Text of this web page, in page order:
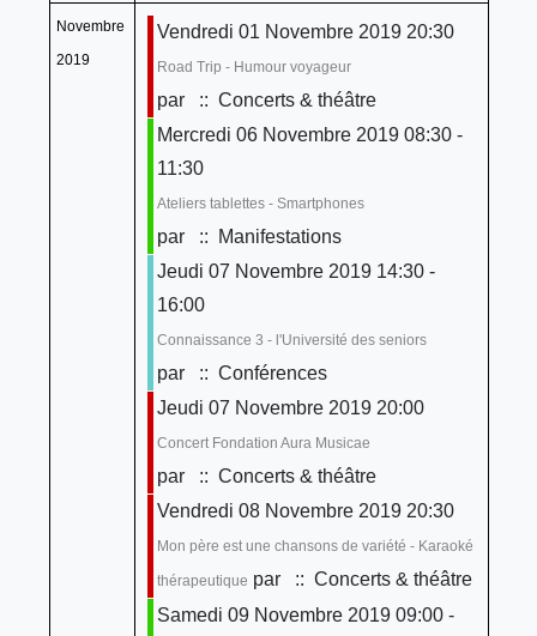
Novembre
2019
Vendredi 01 Novembre 2019 20:30
Road Trip - Humour voyageur
par
:: Concerts & théâtre
Mercredi 06 Novembre 2019 08:30 -
11:30
Ateliers tablettes - Smartphones
par
:: Manifestations
Jeudi 07 Novembre 2019 14:30 -
16:00
Connaissance 3 - l'Université des seniors
par
:: Conférences
Jeudi 07 Novembre 2019 20:00
Concert Fondation Aura Musicae
par
:: Concerts & théâtre
Vendredi 08 Novembre 2019 20:30
Mon père est une chansons de variété - Karaoké
thérapeutique par
:: Concerts & théâtre
Samedi 09 Novembre 2019 09:00 -